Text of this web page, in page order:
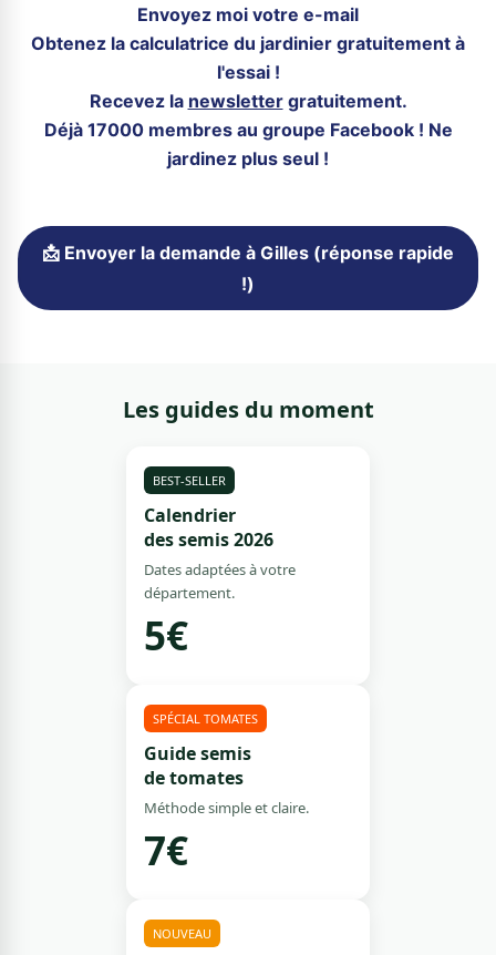
Envoyez moi votre e-mail
Obtenez la calculatrice du jardinier gratuitement à
l'essai !
Recevez la newslettergratuitement.
Déjà 17000 membres au groupe Facebook ! Ne
jardinez plus seul !
📩 Envoyer la demande à Gilles (réponse rapide
!)
Les guides du moment
BEST-SELLER
Calendrier
des semis 2026
Dates adaptées à votre
département.
5€
SPÉCIAL TOMATES
Guide semis
de tomates
Méthode simple et claire.
7€
NOUVEAU